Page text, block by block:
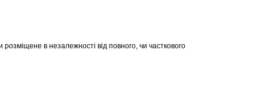
в незалежності від повного, чи часткового